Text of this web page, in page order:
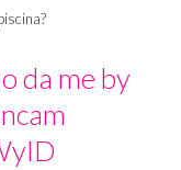
da me by